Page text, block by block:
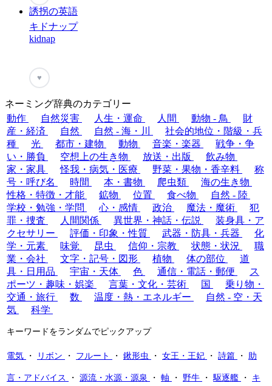
誘拐の英語
キドナップ
kidnap
♥
ネーミング辞典のカテゴリー
動作
自然災害 人生・運命 人間 動物 - 鳥
財
産・経済
自然 自然 - 海・川
社会的地位・階級・兵
種
光 都市・建物 動物 音楽・楽器
戦争・争
い・勝負
空想上の生き物 放送・出版
飲み物
家・家具
怪我・病気・医療 野菜・果物・香辛料
称
号・呼び名
時間 本・書物 爬虫類
海の生き物
性格・特徴・才能
鉱物 位置 食べ物
自然 - 陸
学校・勉強・学問
心・感情 政治 魔法・魔術
犯
罪・捜査
人間関係 異世界・神話・伝説
装身具・ア
クセサリー
評価・印象・性質 武器・防具・兵器
化
学・元素
味覚 昆虫 信仰・宗教 状態・状況
職
業・会社
文字・記号・図形 植物 体の部位
道
具・日用品
宇宙・天体 色 通信・電話・郵便
ス
ポーツ・趣味・娯楽
言葉・文化・芸術 国
乗り物・
交通・旅行
数 温度・熱・エネルギー
自然 - 空・天
気
科学
キーワードをランダムでピックアップ
電気 ・ リボン ・ フルート ・ 鍬形虫 ・ 女王・王妃 ・ 詩篇 ・ 助
言・アドバイス ・ 源流・水源・源泉 ・ 軸 ・ 野牛 ・ 駆逐艦 ・ キ